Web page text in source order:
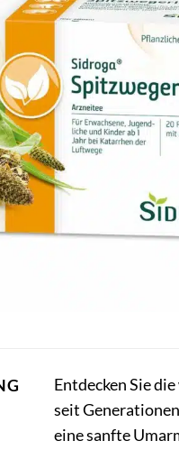
Entdecken Sie
seit
eine sanfte